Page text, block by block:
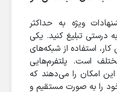
ویژه به حداکثر
درستی تبلیغ کنید. یکی
کار، استفاده از شبکه‌های
است. پلتفرم‌هایی
امکان را می‌دهند که
را به صورت مستقیم و